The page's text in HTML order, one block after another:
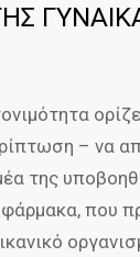
– να
της
που